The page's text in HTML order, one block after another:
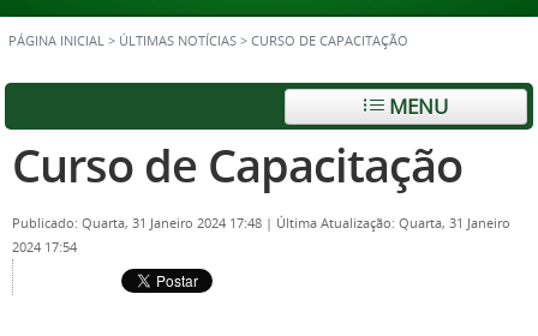
PÁGINA INICIAL > ÚLTIMAS NOTÍCIAS > CURSO DE CAPACITAÇÃO
MENU
Curso de Capacitação
Publicado: Quarta, 31 Janeiro 2024 17:48 | Última Atualização: Quarta, 31 Janeiro
2024 17:54